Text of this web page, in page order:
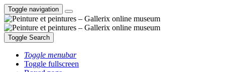
Toggle navigation
Toggle Search
Toggle menubar
Toggle fullscreen